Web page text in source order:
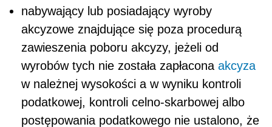
nabywający lub posiadający wyroby
akcyzowe znajdujące się poza procedurą
zawieszenia poboru akcyzy, jeżeli od
wyrobów tych nie została zapłacona akcyza
w należnej wysokości a w wyniku kontroli
podatkowej, kontroli celno-skarbowej albo
postępowania podatkowego nie ustalono, że